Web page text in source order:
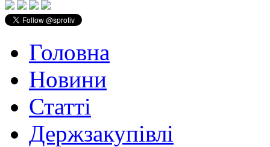
Головна
Новини
Статті
Держзакупівлі